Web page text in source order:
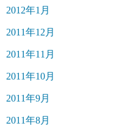
2012年1月
2011年12月
2011年11月
2011年10月
2011年9月
2011年8月